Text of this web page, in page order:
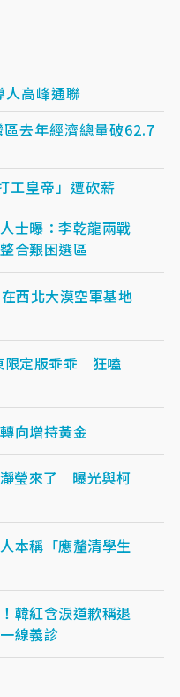
人高峰通聯
去年經濟總量破62.7
工皇帝」遭砍薪
士曝：李乾龍兩戰
合艱困選區
西北大漠空軍基地
限定版乖乖 狂嗑
向增持黃金
瀞瑩來了 曝光與柯
本稱「應釐清學生
韓紅含淚道歉稱退
線義診